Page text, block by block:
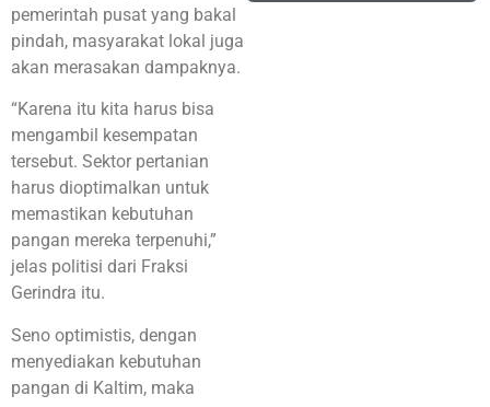
pemerintah pusat yang bakal
pindah, masyarakat lokal juga
akan merasakan dampaknya.
“Karena itu kita harus bisa
mengambil kesempatan
tersebut. Sektor pertanian
harus dioptimalkan untuk
memastikan kebutuhan
pangan mereka terpenuhi,”
jelas politisi dari Fraksi
Gerindra itu.
Seno optimistis, dengan
menyediakan kebutuhan
pangan di Kaltim, maka